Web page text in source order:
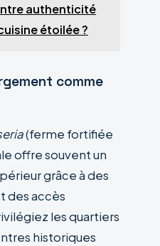
authenticité
étoilée ?
comme
(ferme fortifiée
offre souvent un
grâce à des
des accès
les quartiers
historiques